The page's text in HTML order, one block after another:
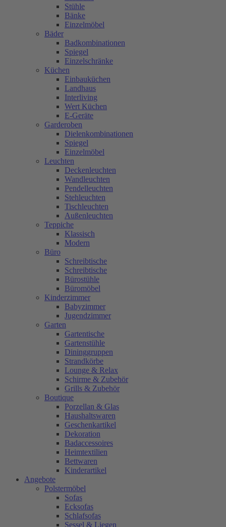
Stühle
Bänke
Einzelmöbel
Bäder
Badkombinationen
Spiegel
Einzelschränke
Küchen
Einbauküchen
Landhaus
Interliving
Wert Küchen
E-Geräte
Garderoben
Dielenkombinationen
Spiegel
Einzelmöbel
Leuchten
Deckenleuchten
Wandleuchten
Pendelleuchten
Stehleuchten
Tischleuchten
Außenleuchten
Teppiche
Klassisch
Modern
Büro
Schreibtische
Schreibtische
Bürostühle
Büromöbel
Kinderzimmer
Babyzimmer
Jugendzimmer
Garten
Gartentische
Gartenstühle
Dininggruppen
Strandkörbe
Lounge & Relax
Schirme & Zubehör
Grills & Zubehör
Boutique
Porzellan & Glas
Haushaltswaren
Geschenkartikel
Dekoration
Badaccessoires
Heimtextilien
Bettwaren
Kinderartikel
Angebote
Polstermöbel
Sofas
Ecksofas
Schlafsofas
Sessel & Liegen